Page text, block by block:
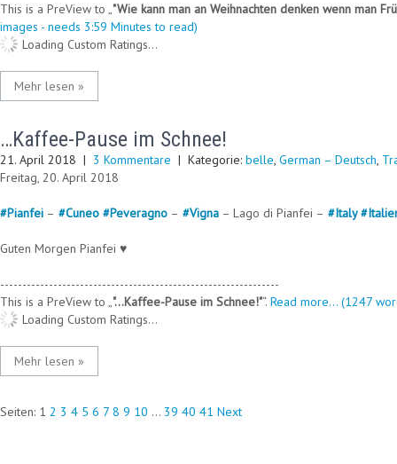
This is a PreView to "Wie kann man an Weihnachten denken wenn man
images - needs 3:59 Minutes to read)
Loading Custom Ratings...
Mehr lesen »
…Kaffee-Pause im Schnee!
21. April 2018 | 3 Kommentare | Kategorie: belle, German – Deutsch,
Freitag, 20. April 2018
#Pianfei – #Cuneo #Peveragno – #Vigna – Lago di Pianfei – #Italy#
Guten Morgen Pianfei ♥
---------------------------------------------------------------
This is a PreView to "…Kaffee-Pause im Schnee!". Read more... (1247
Loading Custom Ratings...
Mehr lesen »
Seiten: 1 2 3 4 5 6 7 8 9 10 ... 39 40 41 Next